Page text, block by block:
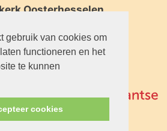
gebruik van cookies om
functioneren en het
te kunnen
cookies
Oosterhesselen